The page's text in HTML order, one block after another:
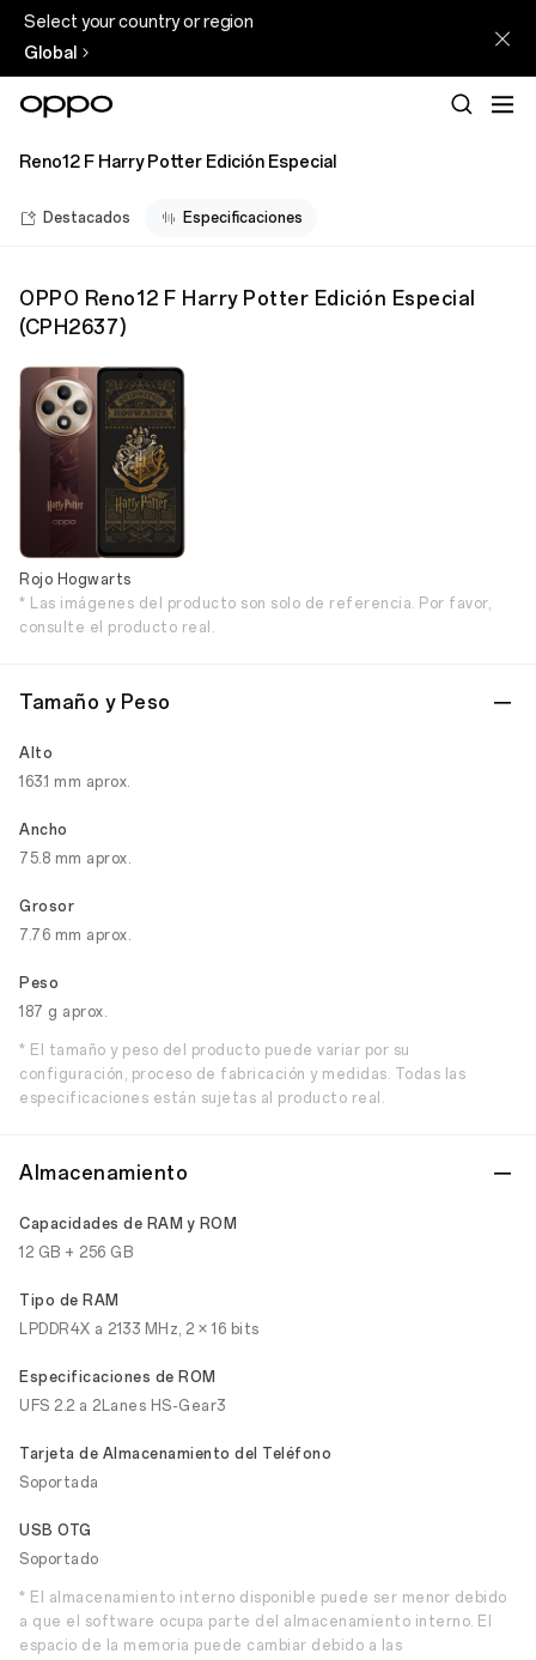
Select your country or region
Global
Reno12 F Harry Potter Edición Especial
Destacados Especificaciones
OPPO Reno12 F Harry Potter Edición Especial
(CPH2637)
Rojo Hogwarts
* Las imágenes del producto son solo de referencia. Por favor,
consulte el producto real.
Tamaño y Peso
Alto
163.1 mm aprox.
Ancho
75.8 mm aprox.
Grosor
7.76 mm aprox.
Peso
187 g aprox.
* El tamaño y peso del producto puede variar por su
configuración, proceso de fabricación y medidas. Todas las
especificaciones están sujetas al producto real.
Almacenamiento
Capacidades de RAM y ROM
12 GB + 256 GB
Tipo de RAM
LPDDR4X a 2133 MHz, 2 × 16 bits
Especificaciones de ROM
UFS 2.2 a 2Lanes HS-Gear3
Tarjeta de Almacenamiento del Teléfono
Soportada
USB OTG
Soportado
* El almacenamiento interno disponible puede ser menor debido
a que el software ocupa parte del almacenamiento interno. El
espacio de la memoria puede cambiar debido a las